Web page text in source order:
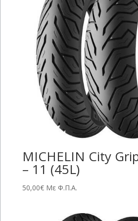
MICHELIN City
– 11 (45L)
50,00€ Με Φ.Π.Α.